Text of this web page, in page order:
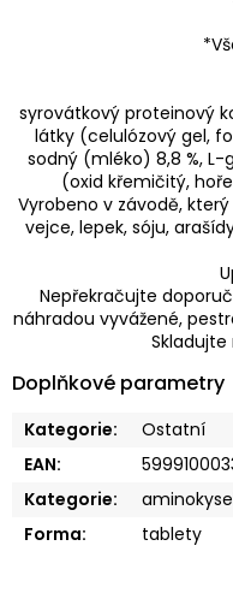
syrovátkový proteinový
látky (celulózový gel,
sodný (mléko) 8,8 %,
(oxid křemičitý,
Vyrobeno v závodě,
vejce, lepek, sóju,
Nepřekračujte
náhradou vyvážené,
Doplňkové parametry
Kategorie:
Ostatní
EAN:
Kategorie:
Forma: tablety